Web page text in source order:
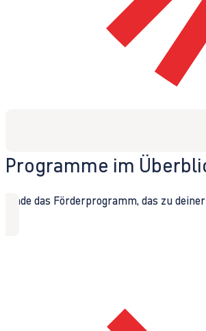
Programme im
Finde das Förderprogramm, das zu